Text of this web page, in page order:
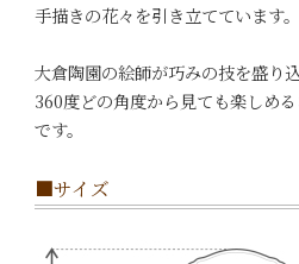
手描きの花々を引き立てています。
大倉陶園の絵師が巧みの技を盛り
360度どの角度から見ても楽しめ
です。
■サイズ